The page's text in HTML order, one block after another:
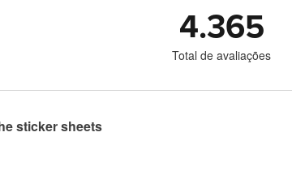
4.365
Total de avaliações
sticker sheets